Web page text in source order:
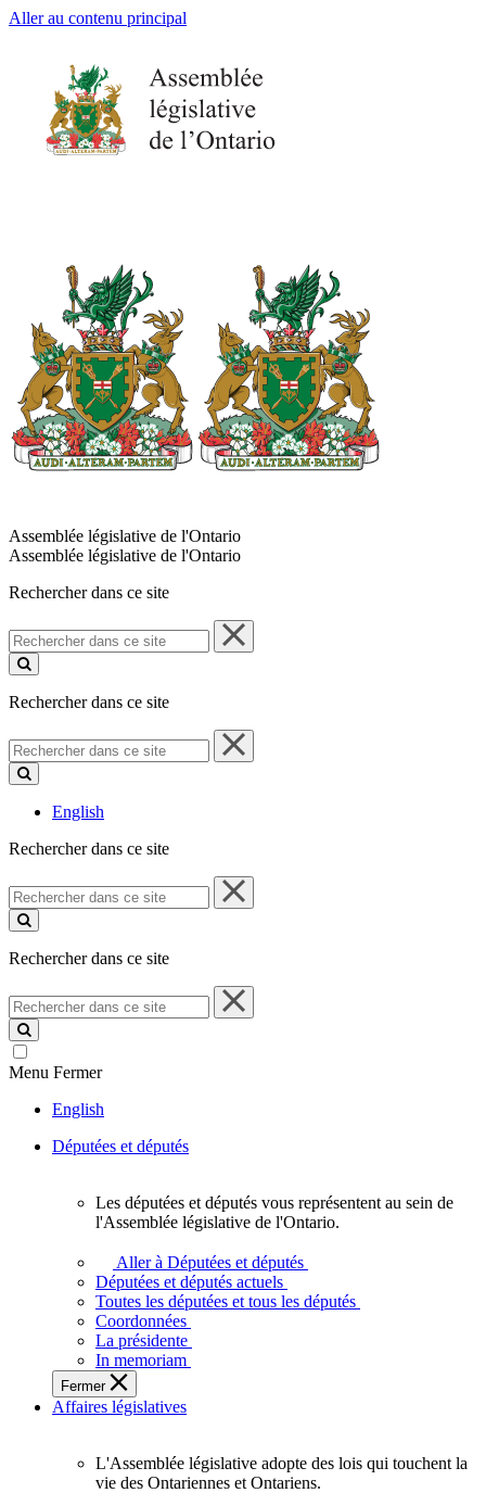
Aller au contenu principal
Assemblée législative de l'Ontario
Assemblée législative de l'Ontario
Rechercher dans ce site
Rechercher
dans
ce
Rechercher dans ce site
Rechercher
dans
ce
English
Rechercher dans ce site
Rechercher
dans
ce
Rechercher dans ce site
Rechercher
dans
ce
site
Menu Fermer
English
Députées et députés
députés
vous
représentent
sein
de
l'Assemblée
législative
l'Ontario.
Les députées et députés vous représentent au sein de
l'Assemblée législative de l'Ontario.
Aller à Députées et députés
Députées et députés actuels
Toutes les députées et tous les députés
Coordonnées
La présidente
In memoriam
Fermer
Affaires législatives
L'Assemblée
L'Assemblée législative adopte des lois qui touchent la
vie des Ontariennes et Ontariens.